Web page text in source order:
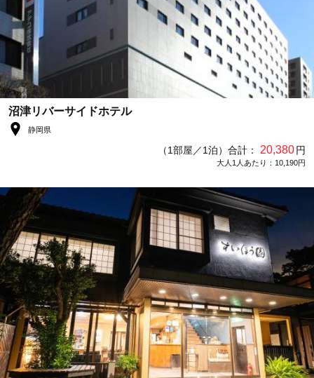
沼津リバーサイドホテル
静岡県
（1部屋／1泊）合計： 20,380円
大人1人あたり：10,190円